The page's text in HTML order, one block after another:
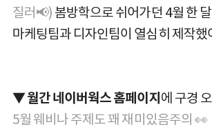
질러📢) 봄방학으로 쉬어가던 4월 한
마케팅팀과 디자인팀이 열심히 제작했
▼월간 네이버웍스 홈페이지 에 구경
5월 웨비나 주제도 꽤 재미있음주의 👀